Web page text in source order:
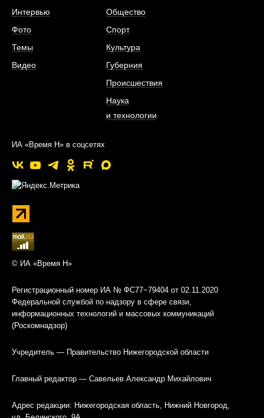
Интервью
Фото
Темы
Видео
Общество
Спорт
Культура
Губерния
Происшествия
Наука
и технологии
ИА «Время Н» в соцсетях
© ИА «Время Н»
Регистрационный номер ИА № ФС77−79404 от 02.11.2020
Федеральной службой по надзору в сфере связи,
информационных технологий и массовых коммуникаций
(Роскомнадзор)
Учредитель — Правительство Нижегородской области
Главный редактор — Савельев Александр Михайлович
Адрес редакции: Нижегородская область, Нижний Новгород,